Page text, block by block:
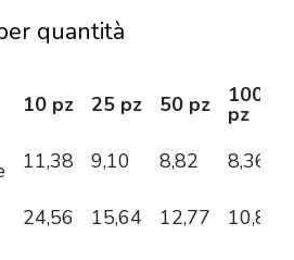
quantità
10 pz 25 pz 50 pz 100
pz
11,38 9,10 8,82
8,36
24,56 15,64 12,77
10,82